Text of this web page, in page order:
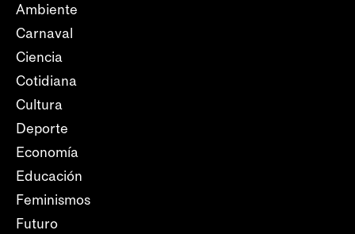
Ambiente
Carnaval
Ciencia
Cotidiana
Cultura
Deporte
Economía
Educación
Feminismos
Futuro